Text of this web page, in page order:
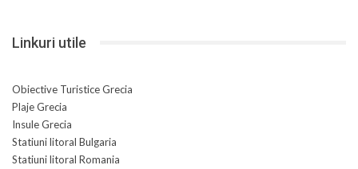
Linkuri utile
Obiective Turistice Grecia
Plaje Grecia
Insule Grecia
Statiuni litoral Bulgaria
Statiuni litoral Romania